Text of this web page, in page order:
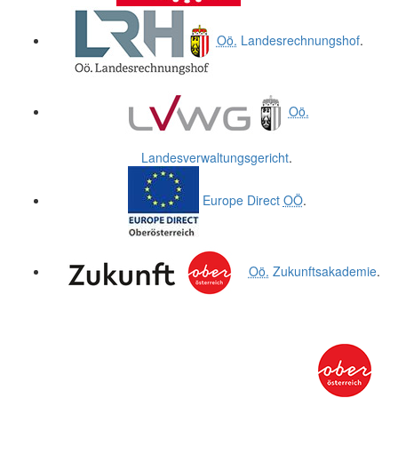
Oö. Landesrechnungshof.
Oö.
Landesverwaltungsgericht.
Europe Direct OÖ.
Oö. Zukunftsakademie.